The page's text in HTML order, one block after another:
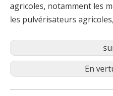
agricoles, notamment les
les pulvérisateurs
En